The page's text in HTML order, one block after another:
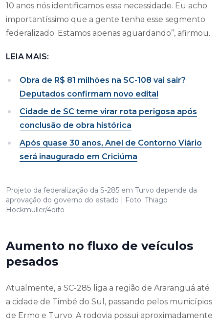
10 anos nós identificamos essa necessidade. Eu acho
importantíssimo que a gente tenha esse segmento
federalizado. Estamos apenas aguardando”, afirmou.
LEIA MAIS:
Obra de R$ 81 milhões na SC-108 vai sair?
Deputados confirmam novo edital
Cidade de SC teme virar rota perigosa após
conclusão de obra histórica
Após quase 30 anos, Anel de Contorno Viário
será inaugurado em Criciúma
Projeto da federalização da S-285 em Turvo depende da
aprovação do governo do estado | Foto: Thiago
Hockmüller/4oito
Aumento no fluxo de veículos
pesados
Atualmente, a SC-285 liga a região de Araranguá até
a cidade de Timbé do Sul, passando pelos municípios
de Ermo e Turvo. A rodovia possui aproximadamente